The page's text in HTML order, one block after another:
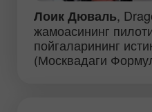
Лоик Дюваль,
жамоасининг
пойгаларининг
(Москвадаги